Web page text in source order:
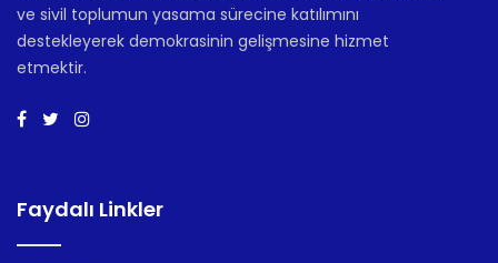
ve sivil toplumun yasama sürecine katılımını
destekleyerek demokrasinin gelişmesine hizmet
etmektir.
Faydalı Linkler